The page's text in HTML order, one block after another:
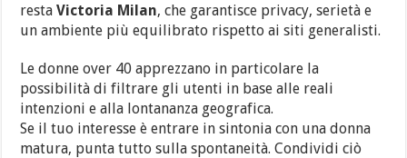
restaVictoria Milan, che garantisce privacy, serietà e
un ambiente più equilibrato rispetto ai siti generalisti.
Le donne over 40 apprezzano in particolare la
possibilità di filtrare gli utenti in base alle reali
intenzioni e alla lontananza geografica.
Se il tuo interesse è entrare in sintonia con una donna
matura, punta tutto sulla spontaneità. Condividi ciò